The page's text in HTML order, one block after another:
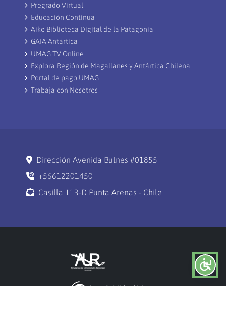
Pregrado Virtual
Educación Continua
Aike Biblioteca Digital de la Patagonia
GAIA Antártica
UMAG TV Online
Explora Región de Magallanes y Antártica Chilena
Portal de pago UMAG
Trabaja con Nosotros
Dirección Avenida Bulnes #01855
+56612201450
Casilla 113-D Punta Arenas - Chile